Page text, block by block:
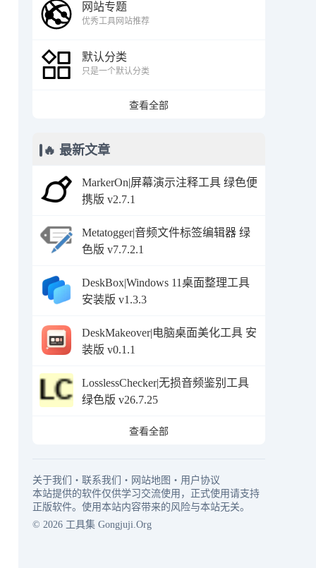
网站专题
优秀工具网站推荐
默认分类
只是一个默认分类
查看全部
🔥 最新文章
MarkerOn|屏幕演示注释工具 绿色便
携版 v2.7.1
Metatogger|音频文件标签编辑器 绿
色版 v7.7.2.1
DeskBox|Windows 11桌面整理工具
安装版 v1.3.3
DeskMakeover|电脑桌面美化工具 安
装版 v0.1.1
LosslessChecker|无损音频鉴别工具
绿色版 v26.7.25
查看全部
关于我们 ・ 联系我们 ・ 网站地图 ・ 用户协议
本站提供的软件仅供学习交流使用，正式使用请支持
正版软件。使用本站内容带来的风险与本站无关。
© 2026 工具集 Gongjuji.Org